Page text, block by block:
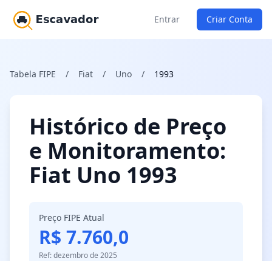
Entrar Criar Conta
Tabela FIPE / Fiat / Uno / 1993
Histórico de Preço
e Monitoramento:
Fiat Uno 1993
Preço FIPE Atual
R$ 7.760,0
Ref: dezembro de 2025